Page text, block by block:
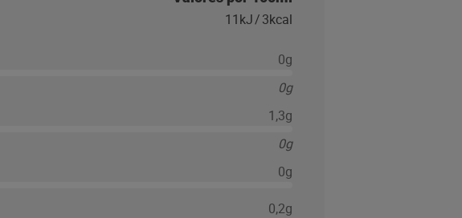
11kJ/3kcal
0g
0g
1,3g
0g
0g
0,2g